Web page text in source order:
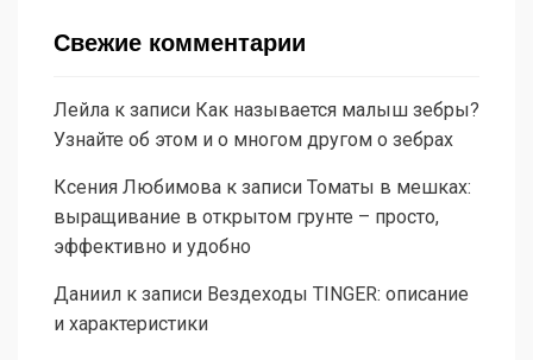
Свежие комментарии
Лейла к записи Как называется малыш зебры?
Узнайте об этом и о многом другом о зебрах
Ксения Любимова к записи Томаты в мешках:
выращивание в открытом грунте – просто,
эффективно и удобно
Даниил к записи Вездеходы TINGER: описание
и характеристики